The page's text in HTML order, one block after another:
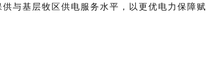
与基层牧区供电服务水平，以更优电力保障赋